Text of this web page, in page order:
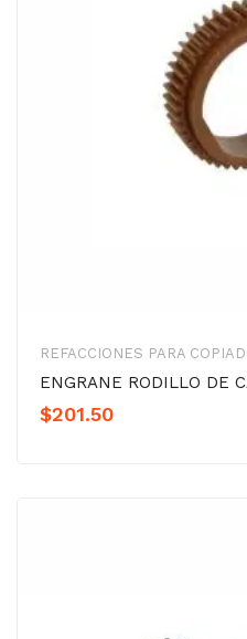
REFACCIONES PARA
ENGRANE RODILLO DE
$201.50